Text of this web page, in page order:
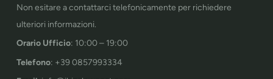
Non esitare a contattarci telefonicamente per richiedere
ulteriori informazioni.
Orario Ufficio: 10:00 – 19:00
Telefono: +39 0857993334